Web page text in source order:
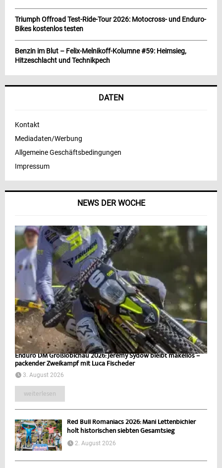
NEWS DER WOCHE
Enduro DM Großlöbichau 2026: Jeremy Sydow bleibt makellos –
packender Zweikampf mit Luca Fischeder
3. August 2026
weiterlesen
Red Bull Romaniacs 2026: Mani Lettenbichler
holt historischen siebten Gesamtsieg
2. August 2026
Triumph Offroad Test-Ride-Tour 2026: Motocross- und Enduro-
Bikes kostenlos testen
Benzin im Blut – Felix-Melnikoff-Kolumne #59: Heimsieg,
Hitzeschlacht und Technikpech
DATEN
Kontakt
Mediadaten/Werbung
Allgemeine Geschäftsbedingungen
Impressum